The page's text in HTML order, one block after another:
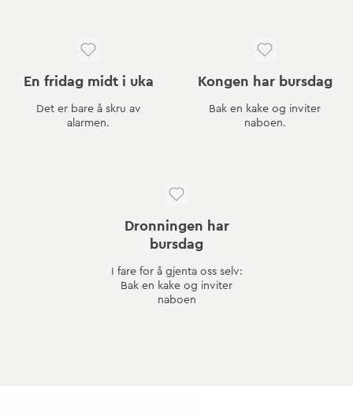
En fridag midt i uka
Det er bare å skru av
alarmen.
Kongen har bursdag
Bak en kake og inviter
naboen.
Dronningen har
bursdag
I fare for å gjenta oss selv:
Bak en kake og inviter
naboen